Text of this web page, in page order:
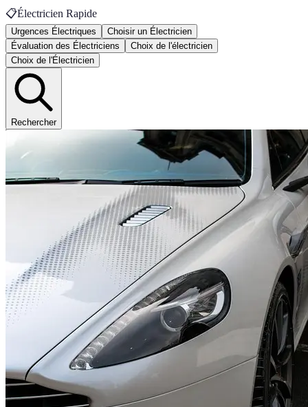
📋Électricien Rapide
Urgences Électriques
Choisir un Électricien
Évaluation des Électriciens
Choix de l'électricien
Choix de l'Électricien
Rechercher